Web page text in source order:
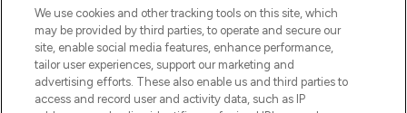
LOOKFANTASTIC is de ultieme online
beautybestemming van Europa, met de
beste huidverzorging, haarproducten en
make-up van meer dan 200 topmerken.
Shop online of via de app, met gratis
verzending vanaf €40.
We use cookies and other tracking tools on this site, which
may be provided by third parties, to operate and secure our
site, enable social media features, enhance performance,
tailor user experiences, support our marketing and
advertising efforts. These also enable us and third parties to
access and record user and activity data, such as IP